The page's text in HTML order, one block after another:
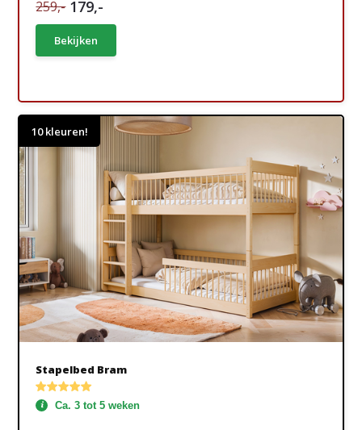
259,- 179,-
Bekijken
10 kleuren!
Stapelbed Bram
Ca. 3 tot 5 weken